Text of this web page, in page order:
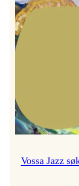
Vossa Jazz